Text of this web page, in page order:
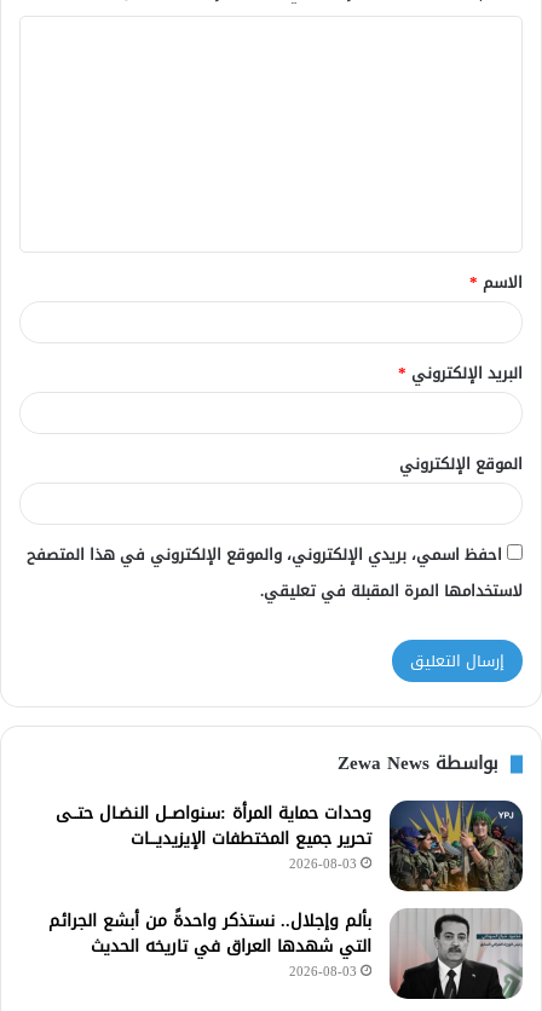
ق
*
الاسم *
البريد الإلكتروني *
الموقع الإلكتروني
احفظ اسمي، بريدي الإلكتروني، والموقع الإلكتروني في هذا المتصفح
لاستخدامها المرة المقبلة في تعليقي.
بواسطة Zewa News
وحدات حماية المرأة :سنواصــل النضـال حتــى
تحرير جميع المختطفات الإيزيديـــات
2026-08-03
بألم وإجلال.. نستذكر واحدةً من أبشع الجرائم
التي شهدها العراق في تاريخه الحديث
2026-08-03